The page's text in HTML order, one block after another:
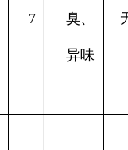
7 臭、
异味